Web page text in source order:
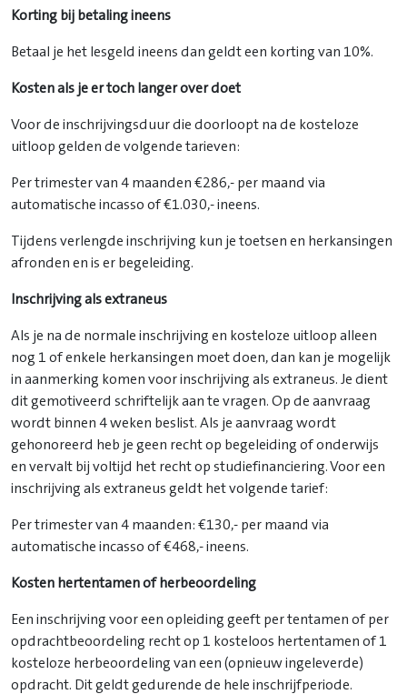
Korting bij betaling ineens
Betaal je het lesgeld ineens dan geldt een korting van 10%.
Kosten als je er toch langer over doet
Voor de inschrijvingsduur die doorloopt na de kosteloze
uitloop gelden de volgende tarieven:
Per trimester van 4 maanden €286,- per maand via
automatische incasso of €1.030,- ineens.
Tijdens verlengde inschrijving kun je toetsen en herkansingen
afronden en is er begeleiding.
Inschrijving als extraneus
Als je na de normale inschrijving en kosteloze uitloop alleen
nog 1 of enkele herkansingen moet doen, dan kan je mogelijk
in aanmerking komen voor inschrijving als extraneus. Je dient
dit gemotiveerd schriftelijk aan te vragen. Op de aanvraag
wordt binnen 4 weken beslist. Als je aanvraag wordt
gehonoreerd heb je geen recht op begeleiding of onderwijs
en vervalt bij voltijd het recht op studiefinanciering. Voor een
inschrijving als extraneus geldt het volgende tarief:
Per trimester van 4 maanden: €130,- per maand via
automatische incasso of €468,- ineens.
Kosten hertentamen of herbeoordeling
Een inschrijving voor een opleiding geeft per tentamen of per
opdrachtbeoordeling recht op 1 kosteloos hertentamen of 1
kosteloze herbeoordeling van een (opnieuw ingeleverde)
opdracht. Dit geldt gedurende de hele inschrijfperiode.